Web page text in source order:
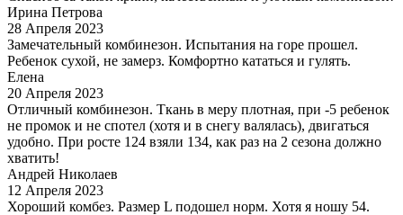
Ирина Петрова
28 Апреля 2023
Замечательный комбинезон. Испытания на горе прошел.
Ребенок сухой, не замерз. Комфортно кататься и гулять.
Елена
20 Апреля 2023
Отличный комбинезон. Ткань в меру плотная, при -5 ребенок
не промок и не спотел (хотя и в снегу валялась), двигаться
удобно. При росте 124 взяли 134, как раз на 2 сезона должно
хватить!
Андрей Николаев
12 Апреля 2023
Хороший комбез. Размер L подошел норм. Хотя я ношу 54.